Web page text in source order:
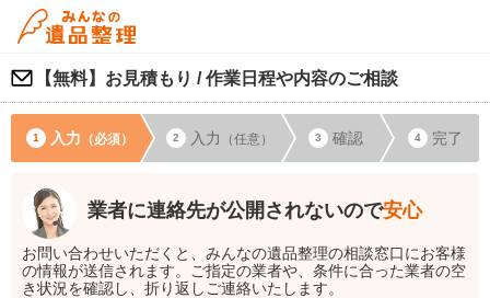
【無料】お見積もり / 作業日程や内容のご相談
入力 （必須） 入力 （任意） 確認 完了
業者に連絡先が公開されないので安心
お問い合わせいただくと、みんなの遺品整理の相談窓口にお客様
の情報が送信されます。ご指定の業者や、条件に合った業者の空
き状況を確認し、折り返しご連絡いたします。